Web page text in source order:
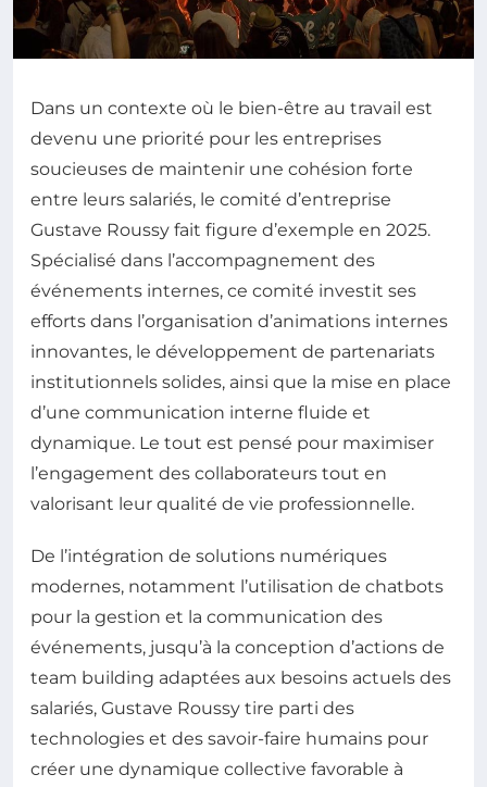
Dans un contexte où le bien-être au travail est
devenu une priorité pour les entreprises
soucieuses de maintenir une cohésion forte
entre leurs salariés, le comité d’entreprise
Gustave Roussy fait figure d’exemple en 2025.
Spécialisé dans l’accompagnement des
événements internes, ce comité investit ses
efforts dans l’organisation d’animations internes
innovantes, le développement de partenariats
institutionnels solides, ainsi que la mise en place
d’une communication interne fluide et
dynamique. Le tout est pensé pour maximiser
l’engagement des collaborateurs tout en
valorisant leur qualité de vie professionnelle.
De l’intégration de solutions numériques
modernes, notamment l’utilisation de chatbots
pour la gestion et la communication des
événements, jusqu’à la conception d’actions de
team building adaptées aux besoins actuels des
salariés, Gustave Roussy tire parti des
technologies et des savoir-faire humains pour
créer une dynamique collective favorable à